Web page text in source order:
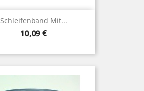
Schleifenband Mit...
Preis
10,09 €